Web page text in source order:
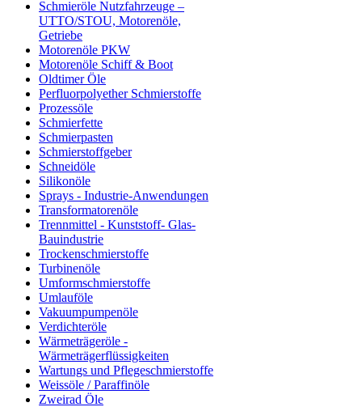
Schmieröle Nutzfahrzeuge –
UTTO/STOU, Motorenöle,
Getriebe
Motorenöle PKW
Motorenöle Schiff & Boot
Oldtimer Öle
Perfluorpolyether Schmierstoffe
Prozessöle
Schmierfette
Schmierpasten
Schmierstoffgeber
Schneidöle
Silikonöle
Sprays - Industrie-Anwendungen
Transformatorenöle
Trennmittel - Kunststoff- Glas-
Bauindustrie
Trockenschmierstoffe
Turbinenöle
Umformschmierstoffe
Umlauföle
Vakuumpumpenöle
Verdichteröle
Wärmeträgeröle -
Wärmeträgerflüssigkeiten
Wartungs und Pflegeschmierstoffe
Weissöle / Paraffinöle
Zweirad Öle